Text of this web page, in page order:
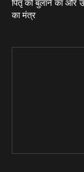
पितृ को बुलाने का और
का मंत्र